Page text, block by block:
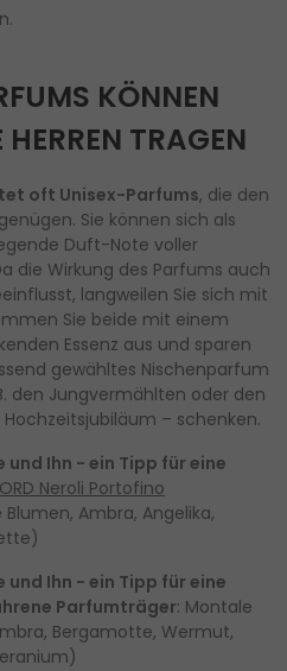
KÖNNEN
TRAGEN
oft Unisex-Parfums, die den
Sie können sich als
Duft-Note voller
die Wirkung des Parfums auch
langweilen Sie sich mit
Sie beide mit einem
Essenz aus und sparen
gewähltes Nischenparfum
den Jungvermählten oder den
– schenken.
und Ihn - ein Tipp für eine
Neroli Portofino
Ambra, Angelika,
und Ihn - ein Tipp für eine
Parfumträger: Montale
Bergamotte, Wermut,